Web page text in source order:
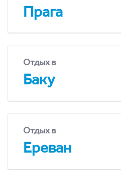
Прага
Отдых в
Баку
Отдых в
Ереван